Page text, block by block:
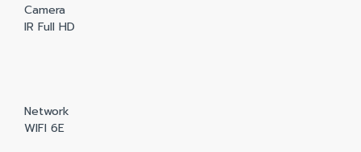
Camera
IR Full HD
Network
WIFI 6E